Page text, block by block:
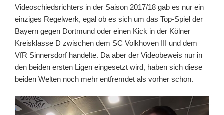
Videoschiedsrichters in der Saison 2017/18 gab es nur ein
einziges Regelwerk, egal ob es sich um das Top-Spiel der
Bayern gegen Dortmund oder einen Kick in der Kölner
Kreisklasse D zwischen dem SC Volkhoven III und dem
VfR Sinnersdorf handelte. Da aber der Videobeweis nur in
den beiden ersten Ligen eingesetzt wird, haben sich diese
beiden Welten noch mehr entfremdet als vorher schon.